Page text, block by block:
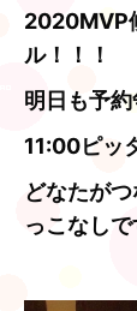
2020MVP
ル！！！
明日も予約
11:00ピッ
どなたが
っこなしで